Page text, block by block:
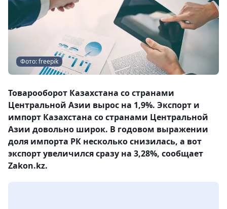
Фото: freepik
Товарооборот Казахстана со странами
Центральной Азии вырос на 1,9%. Экспорт и
импорт Казахстана со странами Центральной
Азии довольно широк. В годовом выражении
доля импорта РК несколько снизилась, а вот
экспорт увеличился сразу на 3,28%, сообщает
Zakon.kz.